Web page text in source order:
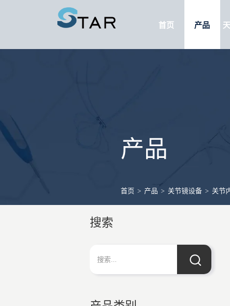
首页 产品
产品
首页 > 产品 > 关节镜设备 > 关节
搜索